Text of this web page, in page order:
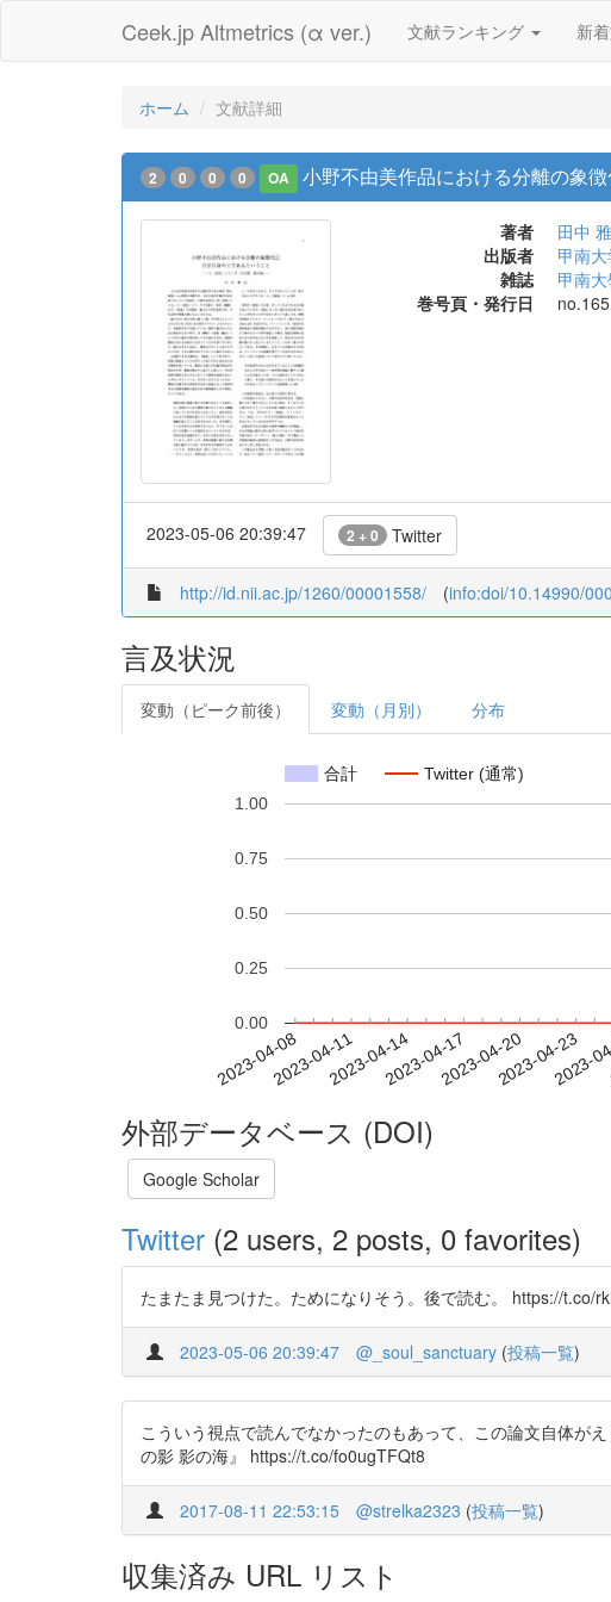
Ceek.jp Altmetrics (α ver.) 文献ランキング 新
ホーム 文献詳細
2 0 0 0 OA 小野不由美作品における分離の象
著者 田中
出版者
甲南
雑誌
甲南
巻号頁・発行日
2023-05-06 20:39:47 2 + 0 Twitter
http://id.nii.ac.jp/1260/00001558/ (info:doi/10.14990/
言及状況
変動（ピーク前後） 変動（月別） 分布
合計 Twitter (通常)
2023-04-082023-04-112023-04-142023-04-172023-04-202023-04-23
2023-
0.00
0.25
0.50
0.75
1.00
外部データベース (DOI)
Google Scholar
Twitter (2 users, 2 posts, 0 favorites)
たまたま見つけた。ためになりそう。後で読む。 https://t.co/
2023-05-06 20:39:47 @_soul_sanctuary (投稿一覧)
こういう視点で読んでなかったのもあって、この論文自体が
の影 影の海』 https://t.co/fo0ugTFQt8
2017-08-11 22:53:15 @strelka2323 (投稿一覧)
収集済み URL リスト